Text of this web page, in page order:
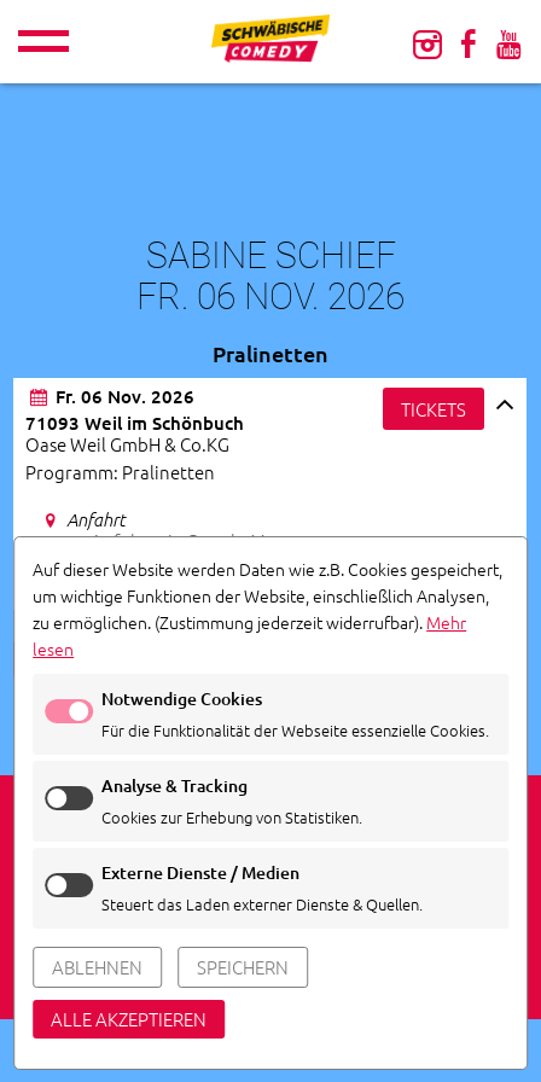
SABINE SCHIEF
FR. 06 NOV. 2026
Pralinetten
Fr. 06 Nov. 2026
71093 Weil im Schönbuch
Oase Weil GmbH & Co.KG
Programm: Pralinetten
TICKETS
Anfahrt
>> zur Anfahrt via Google-Maps
ALLE TERMINE ANSEHEN
IMPRESSUM DATENSCHUTZ
COOKIE EINSTELLUNGEN
Auf dieser Website werden Daten wie z.B. Cookies gespeichert,
um wichtige Funktionen der Website, einschließlich Analysen,
zu ermöglichen. (Zustimmung jederzeit widerrufbar). Mehr
lesen
Notwendige Cookies
Für die Funktionalität der Webseite essenzielle Cookies.
Analyse & Tracking
Cookies zur Erhebung von Statistiken.
Externe Dienste / Medien
Steuert das Laden externer Dienste & Quellen.
ABLEHNEN SPEICHERN
ALLE AKZEPTIEREN